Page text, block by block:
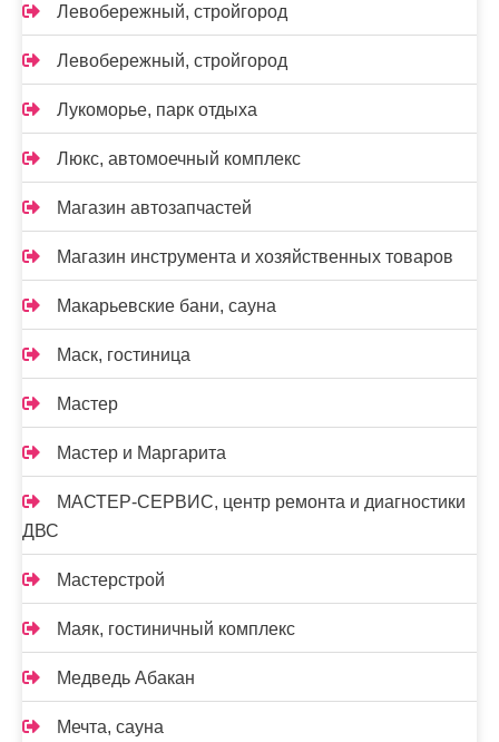
Левобережный, стройгород
Левобережный, стройгород
Лукоморье, парк отдыха
Люкс, автомоечный комплекс
Магазин автозапчастей
Магазин инструмента и хозяйственных товаров
Макарьевские бани, сауна
Маск, гостиница
Мастер
Мастер и Маргарита
МАСТЕР-СЕРВИС, центр ремонта и диагностики
ДВС
Мастерстрой
Маяк, гостиничный комплекс
Медведь Абакан
Мечта, сауна